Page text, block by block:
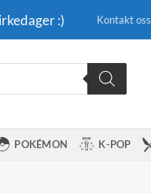
:) Kontakt oss
POKÉMON K-POP